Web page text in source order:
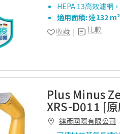
HEPA 13高效濾網
適用面積: 達132
比較
收藏
Plus Minus
XRS-D011 [
錤彥國際有限公司